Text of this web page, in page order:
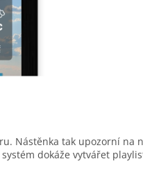
Nástěnka tak upozorní
dokáže vytvářet